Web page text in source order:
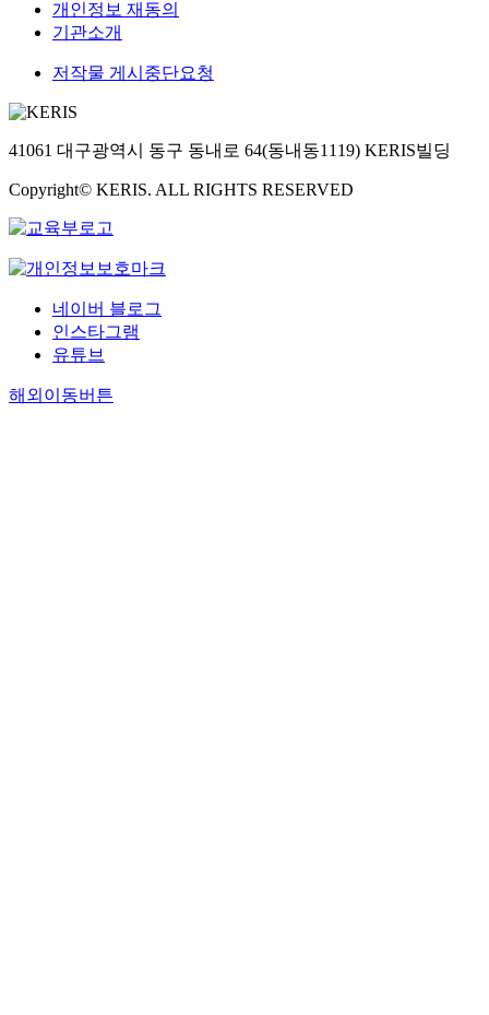
개인정보 재동의
기관소개
저작물 게시중단요청
41061 대구광역시 동구 동내로 64(동내동1119) KERIS빌딩
Copyright© KERIS. ALL RIGHTS RESERVED
네이버 블로그
인스타그램
유튜브
해외이동버튼